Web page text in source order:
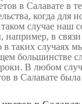
в Салавате в
когда для
случае наш
в
в таких случаях
большинстве
В любом
в Салавате